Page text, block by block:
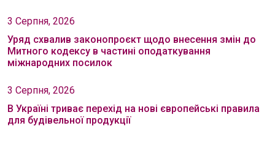
3 Серпня, 2026
Уряд схвалив законопроєкт щодо внесення змін до
Митного кодексу в частині оподаткування
міжнародних посилок
3 Серпня, 2026
В Україні триває перехід на нові європейські правила
для будівельної продукції